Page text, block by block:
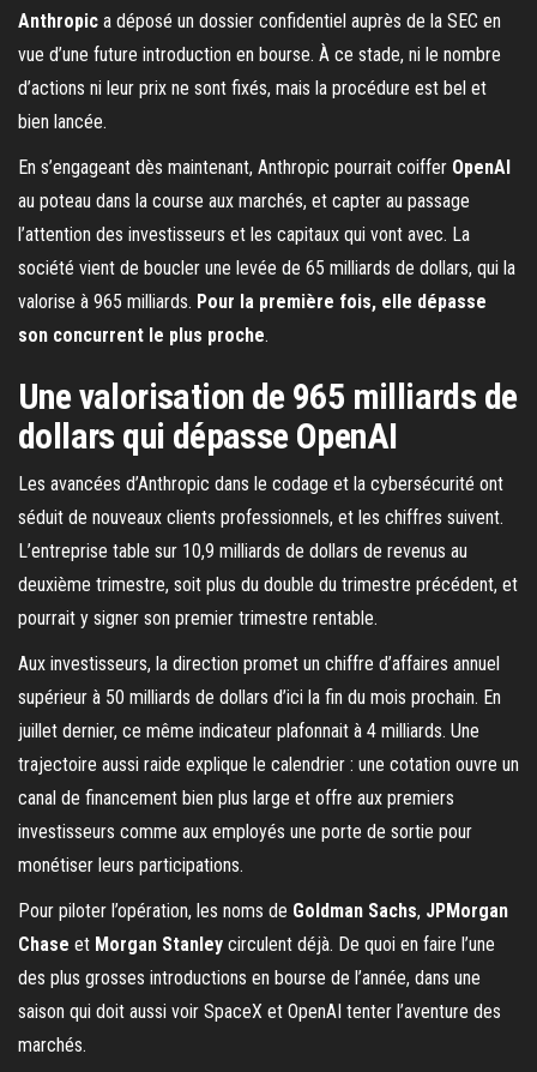
Anthropic a déposé un dossier confidentiel auprès de la SEC en
vue d’une future introduction en bourse. À ce stade, ni le nombre
d’actions ni leur prix ne sont fixés, mais la procédure est bel et
bien lancée.
En s’engageant dès maintenant, Anthropic pourrait coiffer OpenAI
au poteau dans la course aux marchés, et capter au passage
l’attention des investisseurs et les capitaux qui vont avec. La
société vient de boucler une levée de 65 milliards de dollars, qui la
valorise à 965 milliards. Pour la première fois, elle dépasse
son concurrent le plus proche.
Une valorisation de 965 milliards de
dollars qui dépasse OpenAI
Les avancées d’Anthropic dans le codage et la cybersécurité ont
séduit de nouveaux clients professionnels, et les chiffres suivent.
L’entreprise table sur 10,9 milliards de dollars de revenus au
deuxième trimestre, soit plus du double du trimestre précédent, et
pourrait y signer son premier trimestre rentable.
Aux investisseurs, la direction promet un chiffre d’affaires annuel
supérieur à 50 milliards de dollars d’ici la fin du mois prochain. En
juillet dernier, ce même indicateur plafonnait à 4 milliards. Une
trajectoire aussi raide explique le calendrier : une cotation ouvre un
canal de financement bien plus large et offre aux premiers
investisseurs comme aux employés une porte de sortie pour
monétiser leurs participations.
Pour piloter l’opération, les noms de Goldman Sachs, JPMorgan
Chase et Morgan Stanley circulent déjà. De quoi en faire l’une
des plus grosses introductions en bourse de l’année, dans une
saison qui doit aussi voir SpaceX et OpenAI tenter l’aventure des
marchés.